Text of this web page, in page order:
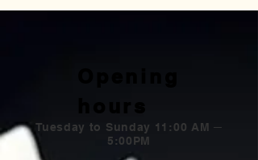
Tuesday to Sunday 11:00 AM ─
5:00PM